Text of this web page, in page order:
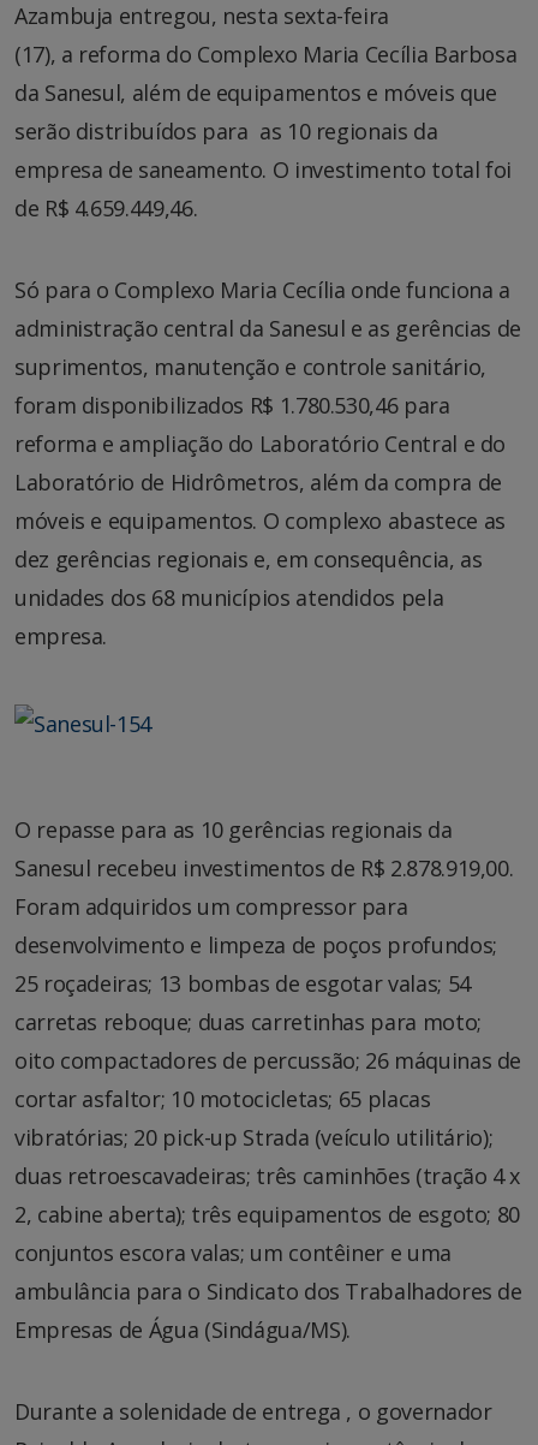
Azambuja entregou, nesta sexta-feira
(17), a reforma do Complexo Maria Cecília Barbosa
da Sanesul, além de equipamentos e móveis que
serão distribuídos para as 10 regionais da
empresa de saneamento. O investimento total foi
de R$ 4.659.449,46.
Só para o Complexo Maria Cecília onde funciona a
administração central da Sanesul e as gerências de
suprimentos, manutenção e controle sanitário,
foram disponibilizados R$ 1.780.530,46 para
reforma e ampliação do Laboratório Central e do
Laboratório de Hidrômetros, além da compra de
móveis e equipamentos. O complexo abastece as
dez gerências regionais e, em consequência, as
unidades dos 68 municípios atendidos pela
empresa.
O repasse para as 10 gerências regionais da
Sanesul recebeu investimentos de R$ 2.878.919,00.
Foram adquiridos um compressor para
desenvolvimento e limpeza de poços profundos;
25 roçadeiras; 13 bombas de esgotar valas; 54
carretas reboque; duas carretinhas para moto;
oito compactadores de percussão; 26 máquinas de
cortar asfaltor; 10 motocicletas; 65 placas
vibratórias; 20 pick-up Strada (veículo utilitário);
duas retroescavadeiras; três caminhões (tração 4 x
2, cabine aberta); três equipamentos de esgoto; 80
conjuntos escora valas; um contêiner e uma
ambulância para o Sindicato dos Trabalhadores de
Empresas de Água (Sindágua/MS).
Durante a solenidade de entrega , o governador